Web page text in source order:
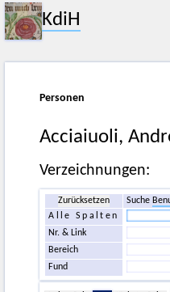
KdiH
Personen
Acciaiuoli,
Verzeichnungen:
Zurücksetzen Suche
Alle Spalten
Nr. & Link
Bereich
Fund